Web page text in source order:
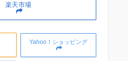
楽天市場
Yahoo！ショッピング